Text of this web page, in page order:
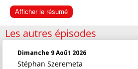
Afficher le résumé
Les autres épisodes
Dimanche 9 Août 2026
Stéphan Szeremeta